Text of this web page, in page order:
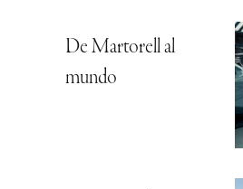
De Martorell al
mundo